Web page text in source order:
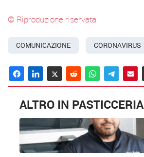
© Riproduzione riservata
COMUNICAZIONE CORONAVIRUS
ALTRO IN PASTICCERIA